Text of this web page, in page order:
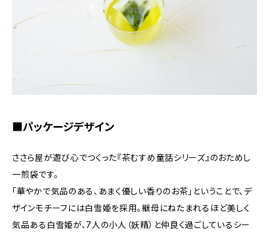
■パッケージデザイン
ささら屋が遊び心でつくった『茶むすめ童話シリーズ』のおためし
一煎袋です。
「華やかで気品のある、あまく優しい香りのお茶」ということで、デ
ザインモチーフには白雪姫を採用。継母にねたまれるほど美しく
気品ある白雪姫が、7人の小人（妖精）と仲良く過ごしているシー